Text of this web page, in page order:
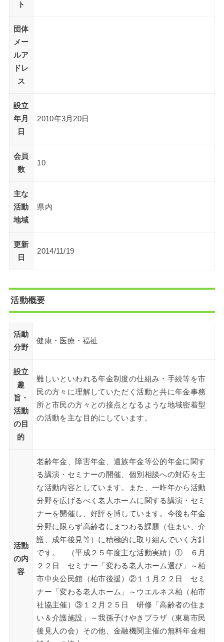
ト
団体
メー
ルア
ドレ
ス
設立
年月
日
2010年3月20日
会員
数
10
主な
活動
地域
県内
更新
日
2014/11/19
活動概要
活動
分野
健康・医療・福祉
設立
趣
旨・
活動
の目
的
難しいといわれる年金制度の仕組み・手続等を市
民の方々に理解していただく活動と共に年金事務
所と市民の方々との接点となるような地域密着型
の活動を主な目的にしています。
活動
の内
容
老齢年金、障害年金、遺族年金等公的年金に関す
る講演・セミナーの開催、個別相談への対応を主
な活動内容としています。また、一昨年から活動
分野を広げるべく老人ホームに関する講演・セミ
ナーを開催し、好評を博しています。今後も年金
分野に限らず高齢者にまつわる課題（住まい、介
護、成年後見等）に積極的に取り組んでいく方針
です。 （平成２５年度主な活動実績）① ６月
２２日 セミナー「変わる老人ホーム選び」～柏
市中央公民館（柏市後援）②１１月２２日 セミ
ナー「変わる老人ホーム」～ウエルネス柏（柏市
社協主催）③１２月２５日 研修「高齢者の住ま
い＆介護施設」～我孫子けやきプラザ（東葛市民
後見人の会）その他、金融機関主催の無料年金相